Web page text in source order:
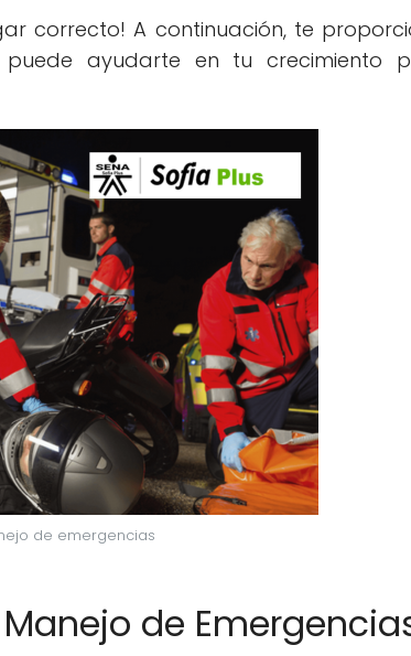
correcto! A continuación, te
ayudarte en tu crecimiento
de emergencias
de